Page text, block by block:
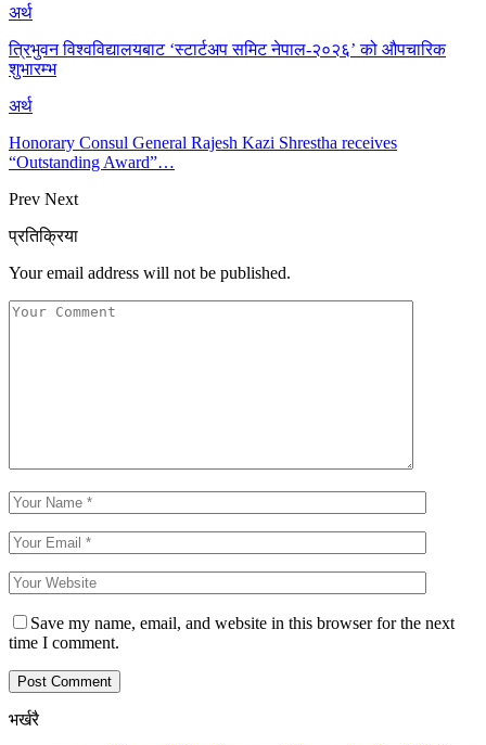
अर्थ
त्रिभुवन विश्वविद्यालयबाट ‘स्टार्टअप समिट नेपाल-२०२६’ को औपचारिक
शुभारम्भ
अर्थ
Honorary Consul General Rajesh Kazi Shrestha receives
“Outstanding Award”…
Prev Next
प्रतिक्रिया
Your email address will not be published.
Save my name, email, and website in this browser for the next
time I comment.
भर्खरै